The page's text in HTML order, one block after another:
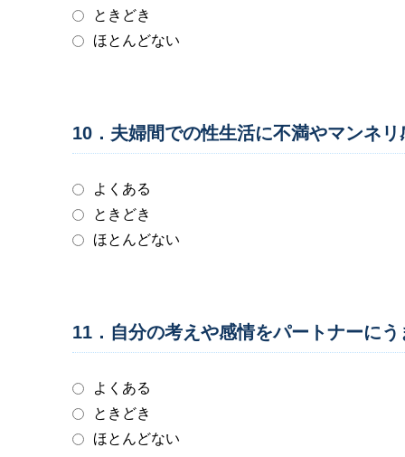
ときどき
ほとんどない
10．夫婦間での性生活に不満やマンネ
よくある
ときどき
ほとんどない
11．自分の考えや感情をパートナーに
よくある
ときどき
ほとんどない